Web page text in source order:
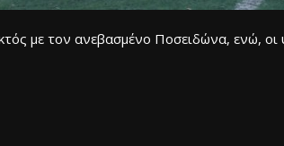
με τον ανεβασμένο Ποσειδώνα, ενώ, οι